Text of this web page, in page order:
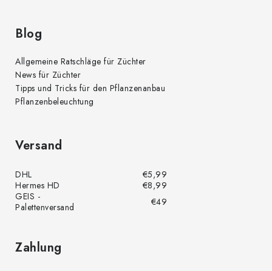
Blog
Allgemeine Ratschläge für Züchter
News für Züchter
Tipps und Tricks für den Pflanzenanbau
Pflanzenbeleuchtung
Versand
DHL
€5,99
Hermes HD
€8,99
GEIS -
Palettenversand
€49
Zahlung